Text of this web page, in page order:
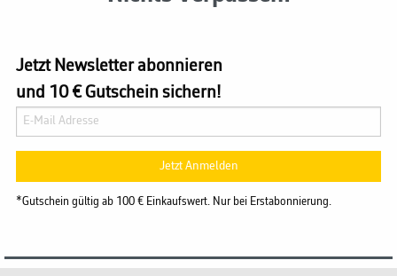
Jetzt Newsletter abonnieren
und 10 € Gutschein sichern!
Jetzt Anmelden
*Gutschein gültig ab 100 € Einkaufswert. Nur bei Erstabonnierung.